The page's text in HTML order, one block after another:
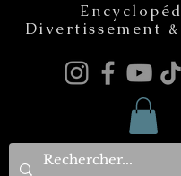
Divertissement